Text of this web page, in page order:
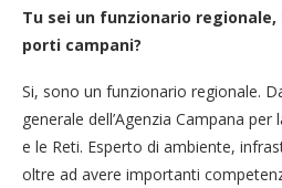
Tu sei un funzionario regionale,
porti campani?
Si, sono un funzionario regionale.
generale dell’Agenzia Campana
e le Reti. Esperto di ambiente,
oltre ad avere importanti